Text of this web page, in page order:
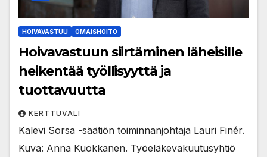
HOIVAVASTUU OMAISHOITO
Hoivavastuun siirtäminen läheisille
heikentää työllisyyttä ja
tuottavuutta
KERTTUVALI
Kalevi Sorsa -säätiön toiminnanjohtaja Lauri Finér.
Kuva: Anna Kuokkanen. Työeläkevakuutusyhtiö